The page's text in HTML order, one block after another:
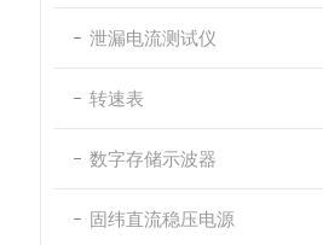
泄漏电流测试仪
转速表
数字存储示波器
固纬直流稳压电源